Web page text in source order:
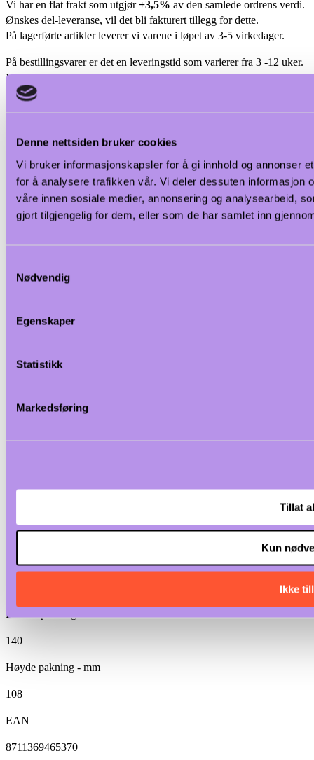
Denne nettsiden bruker cookies
Vi bruker informasjonskapsler for å gi innhold og annonser
for å analysere trafikken vår. Vi deler dessuten informasjon
våre innen sosiale medier, annonsering og analysearbeid,
gjort tilgjengelig for dem, eller som de har samlet inn
Nødvendig
Egenskaper
Statistikk
Markedsføring
Tillat
Kun
Ikke
Vi har en flat frakt som utgjør+3,5% av den samlede ordrens verdi.
Ønskes del-leveranse, vil det bli fakturert tillegg for dette.
På lagerførte artikler leverer vi varene i løpet av 3-5 virkedager.
På bestillingsvarer er det en leveringstid som varierer fra 3 -12 uker.
Vi benytter Bring som transportør i de fleste tilfeller.
Beskrivelse
Inkludert skje i rustfritt stål.
Spesifikasjoner
Minste ordre kvantum
114
Diameter uten pakning - mm
0.43
Lengde pakning - mm
Bredde pakning - mm
140
Høyde pakning - mm
108
EAN
8711369465370